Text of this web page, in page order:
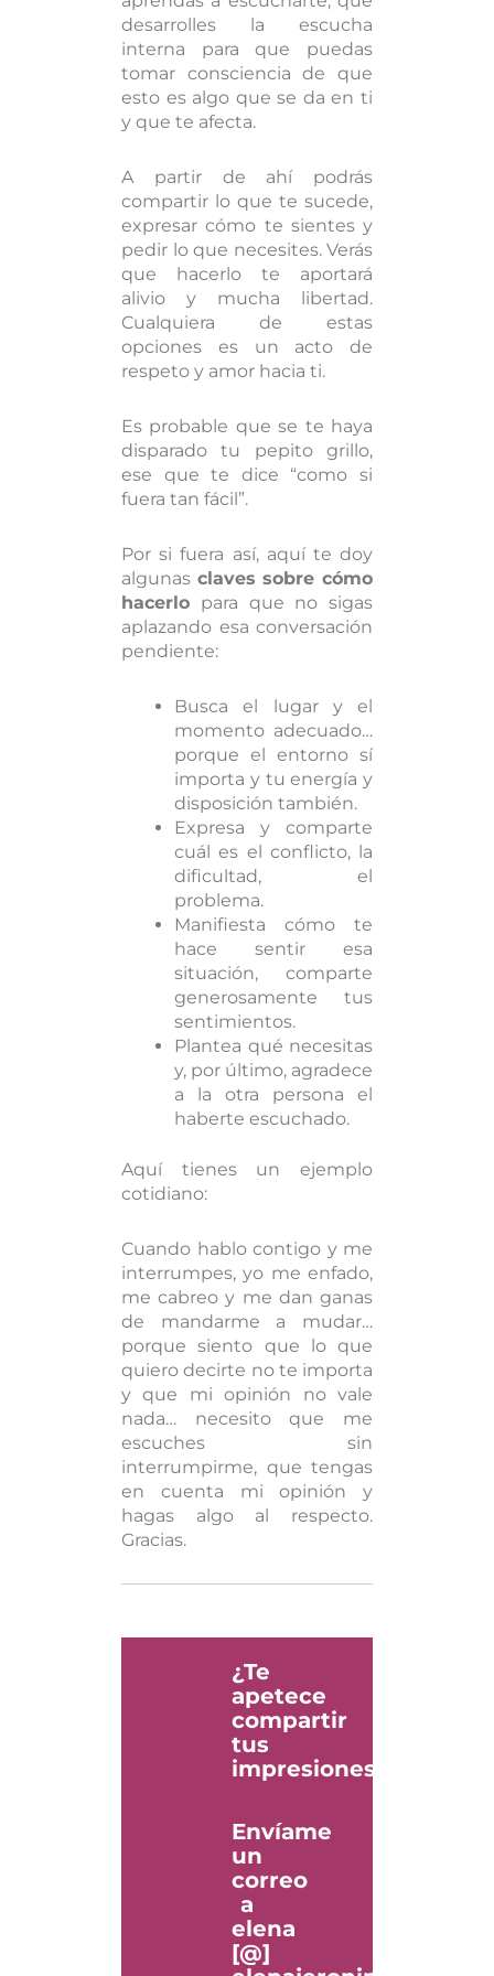
desarrolles la escucha
interna para que puedas
tomar consciencia de que
esto es algo que se da en ti
y que te afecta.
A partir de ahí podrás
compartir lo que te sucede,
expresar cómo te sientes y
pedir lo que necesites. Verás
que hacerlo te aportará
alivio y mucha libertad.
Cualquiera de estas
opciones es un acto de
respeto y amor hacia ti.
Es probable que se te haya
disparado tu pepito grillo,
ese que te dice “como si
fuera tan fácil”.
Por si fuera así, aquí te doy
algunas claves sobre cómo
hacerlo para que no sigas
aplazando esa conversación
pendiente:
Busca el lugar y el
momento adecuado…
porque el entorno sí
importa y tu energía y
disposición también.
Expresa y comparte
cuál es el conflicto, la
dificultad, el
problema.
Manifiesta cómo te
hace sentir esa
situación, comparte
generosamente tus
sentimientos.
Plantea qué necesitas
y, por último, agradece
a la otra persona el
haberte escuchado.
Aquí tienes un ejemplo
cotidiano:
Cuando hablo contigo y me
interrumpes, yo me enfado,
me cabreo y me dan ganas
de mandarme a mudar…
porque siento que lo que
quiero decirte no te importa
y que mi opinión no vale
nada… necesito que me
escuches sin
interrumpirme, que tengas
en cuenta mi opinión y
hagas algo al respecto.
Gracias.
¿Te
apetece
compartir
tus
impresiones?
Envíame
un
correo
a
elena
[@]